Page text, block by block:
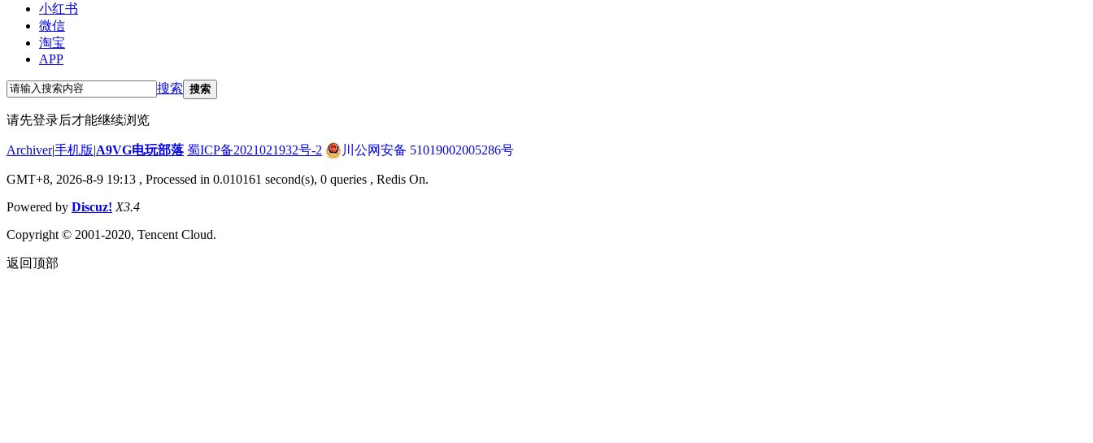
小红书
微信
淘宝
APP
搜索 搜索
请先登录后才能继续浏览
Archiver|手机版|A9VG电玩部落 蜀ICP备2021021932号-2 川公网安备 51019002005286号
GMT+8, 2026-8-9 19:13 , Processed in 0.010161 second(s), 0 queries , Redis On.
Powered by Discuz! X3.4
Copyright © 2001-2020, Tencent Cloud.
返回顶部